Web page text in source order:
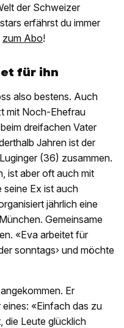
der Schweizer
erfährst du immer
zum Abo!
für ihn
also bestens. Auch
mit Noch-Ehefrau
dreifachen Vater
Jahren ist der
(36) zusammen.
ist aber oft auch mit
seine Ex ist auch
jährlich eine
Gemeinsame
«Eva arbeitet für
sonntags› und möchte
Er
«Einfach das zu
die Leute glücklich